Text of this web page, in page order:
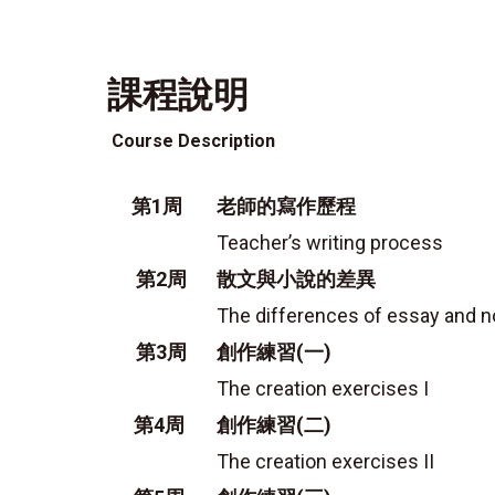
課程說明
Course Description
第1周
老師的寫作歷程
Teacher’s writing process
第2周
散文與小說的差異
The differences of essay and
第3周
創作練習(一)
The creation exercises I
第4周
創作練習(二)
The creation exercises II